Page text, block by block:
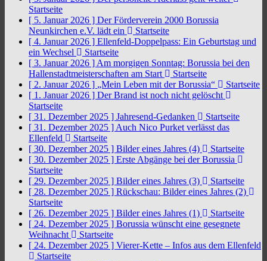
Startseite
[ 5. Januar 2026 ] Der Förderverein 2000 Borussia
Neunkirchen e.V. lädt ein
Startseite
[ 4. Januar 2026 ] Ellenfeld-Doppelpass: Ein Geburtstag und
ein Wechsel
Startseite
[ 3. Januar 2026 ] Am morgigen Sonntag: Borussia bei den
Hallenstadtmeisterschaften am Start
Startseite
[ 2. Januar 2026 ] „Mein Leben mit der Borussia“
Startseite
[ 1. Januar 2026 ] Der Brand ist noch nicht gelöscht
Startseite
[ 31. Dezember 2025 ] Jahresend-Gedanken
Startseite
[ 31. Dezember 2025 ] Auch Nico Purket verlässt das
Ellenfeld
Startseite
[ 30. Dezember 2025 ] Bilder eines Jahres (4)
Startseite
[ 30. Dezember 2025 ] Erste Abgänge bei der Borussia
Startseite
[ 29. Dezember 2025 ] Bilder eines Jahres (3)
Startseite
[ 28. Dezember 2025 ] Rückschau: Bilder eines Jahres (2)
Startseite
[ 26. Dezember 2025 ] Bilder eines Jahres (1)
Startseite
[ 24. Dezember 2025 ] Borussia wünscht eine gesegnete
Weihnacht
Startseite
[ 24. Dezember 2025 ] Vierer-Kette – Infos aus dem Ellenfeld
Startseite